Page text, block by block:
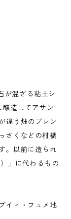
が混ざる粘土シ
醸造してアサン
違う畑のブレン
さくなどの柑橘
。以前に造られ
」に代わるもの
イィ・フュメ地